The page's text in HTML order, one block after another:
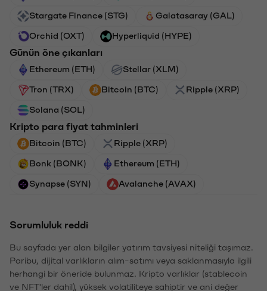
Stargate Finance (STG) Galatasaray (GAL)
Orchid (OXT) Hyperliquid (HYPE)
Günün öne çıkanları
Ethereum (ETH) Stellar (XLM)
Tron (TRX) Bitcoin (BTC) Ripple (XRP)
Solana (SOL)
Kripto para fiyat tahminleri
Bitcoin (BTC) Ripple (XRP)
Bonk (BONK) Ethereum (ETH)
Synapse (SYN) Avalanche (AVAX)
Sorumluluk reddi
Bu sayfada yer alan bilgiler yatırım tavsiyesi niteliği taşımaz.
Paribu, dijital varlıkların alım-satımı veya saklanmasıyla ilgili
herhangi bir öneride bulunmaz. Kripto varlıklar (stablecoin
ve NFT'ler dahil), yüksek volatiliteye sahiptir ve ani değer